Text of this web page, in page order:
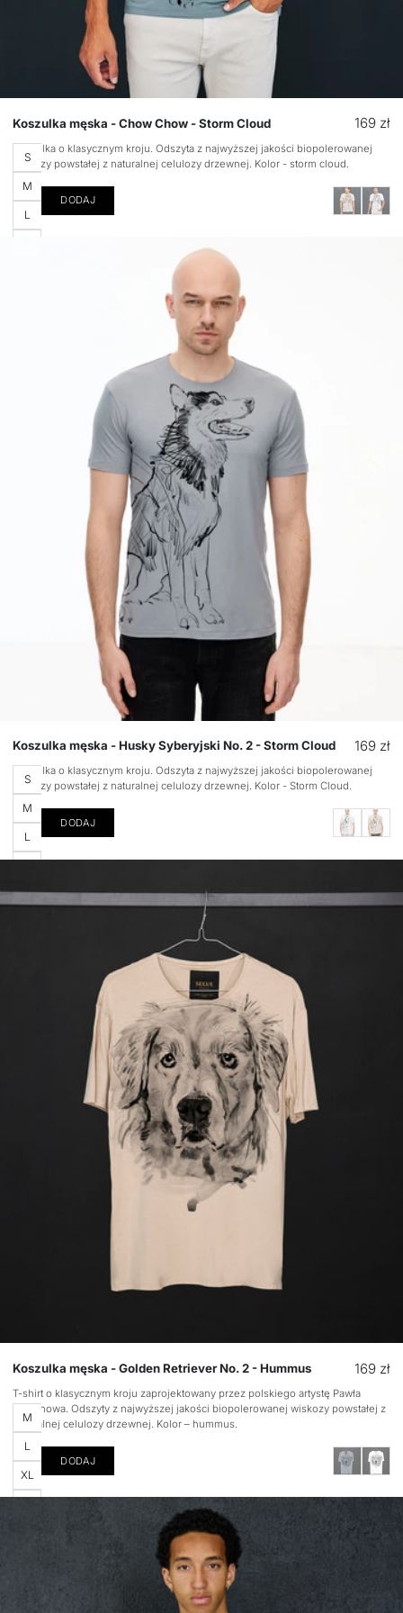
Koszulka męska - Chow Chow - Storm Cloud
Cena
169 zł
Koszulka o klasycznym kroju. Odszyta z najwyższej jakości biopolerowanej
wiskozy powstałej z naturalnej celulozy drzewnej. Kolor - storm cloud.
Rozmiar
S
M
L
DODAJ
Koszulka męska - Husky Syberyjski No. 2 - Storm Cloud
Cena
169 zł
Koszulka o klasycznym kroju. Odszyta z najwyższej jakości biopolerowanej
wiskozy powstałej z naturalnej celulozy drzewnej. Kolor - Storm Cloud.
Rozmiar
S
M
L
DODAJ
Koszulka męska - Golden Retriever No. 2 - Hummus
Cena
169 zł
T-shirt o klasycznym kroju zaprojektowany przez polskiego artystę Pawła
Stepanowa. Odszyty z najwyższej jakości biopolerowanej wiskozy powstałej z
naturalnej celulozy drzewnej. Kolor – hummus.
Rozmiar
M
L
XL
DODAJ